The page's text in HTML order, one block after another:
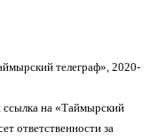
телеграф», 2020-
на «Таймырский
ответственности за